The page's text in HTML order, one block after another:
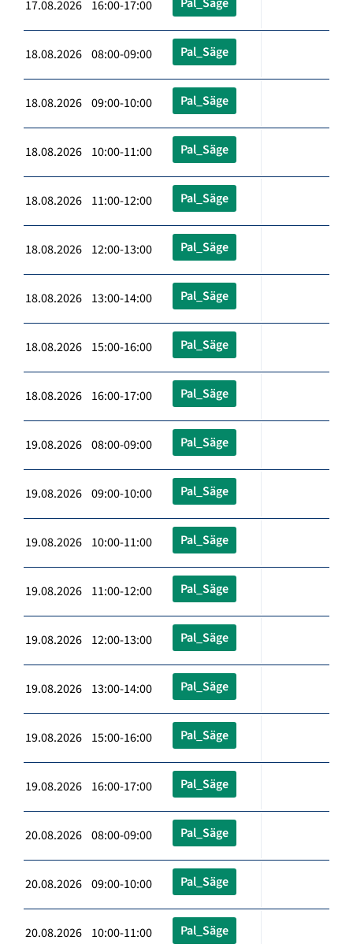
17.08.2026 16:00-17:00
18.08.2026 08:00-09:00 Pal_Säge
18.08.2026 09:00-10:00 Pal_Säge
18.08.2026 10:00-11:00 Pal_Säge
18.08.2026 11:00-12:00 Pal_Säge
18.08.2026 12:00-13:00 Pal_Säge
18.08.2026 13:00-14:00 Pal_Säge
18.08.2026 15:00-16:00 Pal_Säge
18.08.2026 16:00-17:00 Pal_Säge
19.08.2026 08:00-09:00 Pal_Säge
19.08.2026 09:00-10:00 Pal_Säge
19.08.2026 10:00-11:00 Pal_Säge
19.08.2026 11:00-12:00 Pal_Säge
19.08.2026 12:00-13:00 Pal_Säge
19.08.2026 13:00-14:00 Pal_Säge
19.08.2026 15:00-16:00 Pal_Säge
19.08.2026 16:00-17:00 Pal_Säge
20.08.2026 08:00-09:00 Pal_Säge
20.08.2026 09:00-10:00 Pal_Säge
20.08.2026 10:00-11:00 Pal_Säge